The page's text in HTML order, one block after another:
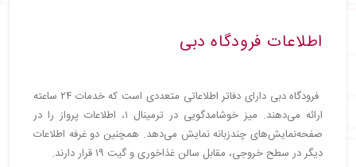
اطلاعات فرودگاه دبی
فرودگاه دبی دارای دفاتر اطلاعاتی متعددی است که خدمات ۲۴ ساعته
ارائه می‌دهند. میز خوشامدگویی در ترمینال ۱، اطلاعات پرواز را در
صفحه‌نمایش‌های چندزبانه نمایش می‌دهد. همچنین دو غرفه اطلاعات
دیگر در سطح خروجی، مقابل سالن غذاخوری و گیت ۱۹ قرار دارند.